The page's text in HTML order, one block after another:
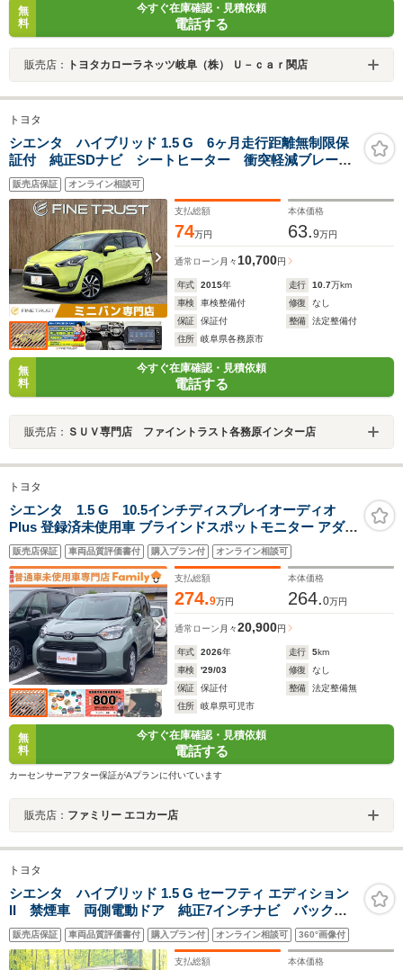
無
料
今すぐ在庫確認・見積依頼
電話する
販売店： トヨタカローラネッツ岐阜（株） Ｕ－ｃａｒ関店
トヨタ
シエンタ ハイブリッド 1.5 G 6ヶ月走行距離無制限保
証付 純正SDナビ シートヒーター 衝突軽減ブレー
キ バックカメラ 禁煙車 フルセグTV Bluetooth
LEDヘッドライト スマートキー オートマチックハイ
ビーム ETC 電動格納ミラー
販売店保証 オンライン相談可
支払総額
74万円
本体価格
63.9万円
通常ローン 月々 10,700円
年式 2015年 走行 10.7万km
車検
車検整備付 修復
なし
保証
保証付 整備
法定整備付
住所
岐阜県各務原市
無
料
今すぐ在庫確認・見積依頼
電話する
販売店： ＳＵＶ専門店 ファイントラスト各務原インター店
トヨタ
シエンタ 1.5 G 10.5インチディスプレイオーディオ
Plus 登録済未使用車 ブラインドスポットモニター アダプ
ティブクルーズコントロール リアトラフィックモニター
フロント・サイド・バックカメラ 両側電動スライドドア
3列シート
販売店保証 車両品質評価書付 購入プラン付 オンライン相談可
支払総額
274.9万円
本体価格
264.0万円
通常ローン 月々20,900円
年式 2026年 走行 5km
車検
'29/03 修復
なし
保証
保証付 整備
法定整備無
住所
岐阜県可児市
無
料
今すぐ在庫確認・見積依頼
電話する
カーセンサーアフター保証がAプランに付いています
販売店： ファミリー エコカー店
トヨタ
シエンタ ハイブリッド 1.5 G セーフティ エディション
II 禁煙車 両側電動ドア 純正7インチナビ バックカ
メラ 衝突被害軽減システム ドラレコ コーナーセン
サー スマートキー LEDヘッド ETC2.0 クルコン
車線逸脱警報 オートライト オートエアコン
販売店保証 車両品質評価書付 購入プラン付 オンライン相談可 360°画像付
支払総額 本体価格